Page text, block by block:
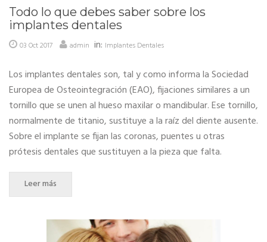
Todo lo que debes saber sobre los
implantes dentales
03 Oct 2017 admin in: Implantes Dentales
Los implantes dentales son, tal y como informa la Sociedad
Europea de Osteointegración (EAO), fijaciones similares a un
tornillo que se unen al hueso maxilar o mandibular. Ese tornillo,
normalmente de titanio, sustituye a la raíz del diente ausente.
Sobre el implante se fijan las coronas, puentes u otras
prótesis dentales que sustituyen a la pieza que falta.
Leer más